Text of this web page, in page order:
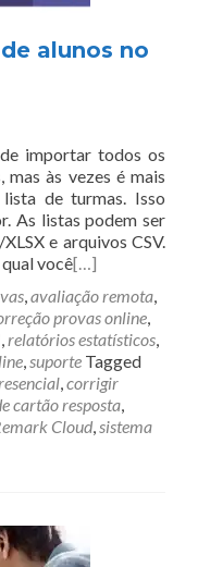
alunos no
importar todos os
mas às vezes é mais
de turmas. Isso
As listas podem ser
e arquivos CSV.
você[…]
,avaliação remota,
provas online,
,relatórios estatísticos,
,suporte Tagged
,corrigir
cartão resposta,
Cloud,sistema